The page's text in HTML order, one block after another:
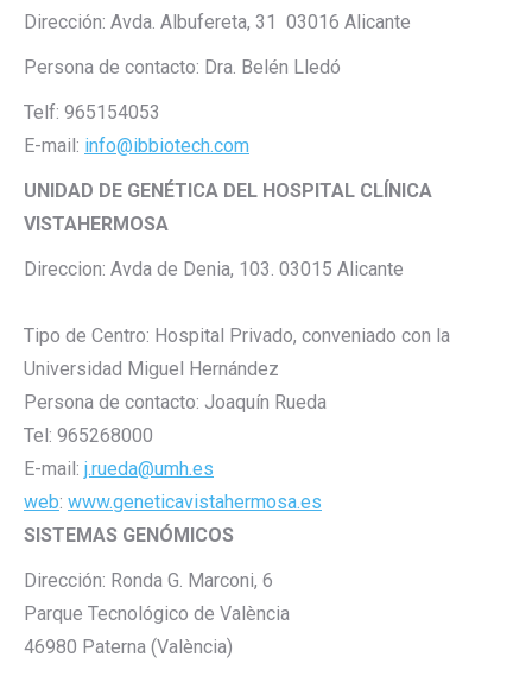
Dirección: Avda. Albufereta, 31 03016 Alicante
Persona de contacto: Dra. Belén Lledó
Telf: 965154053
E-mail: info@ibbiotech.com
UNIDAD DE GENÉTICA DEL HOSPITAL CLÍNICA
VISTAHERMOSA
Direccion: Avda de Denia, 103. 03015 Alicante
Tipo de Centro: Hospital Privado, conveniado con la
Universidad Miguel Hernández
Persona de contacto: Joaquín Rueda
Tel: 965268000
E-mail: j.rueda@umh.es
web: www.geneticavistahermosa.es
SISTEMAS GENÓMICOS
Dirección: Ronda G. Marconi, 6
Parque Tecnológico de València
46980 Paterna (València)